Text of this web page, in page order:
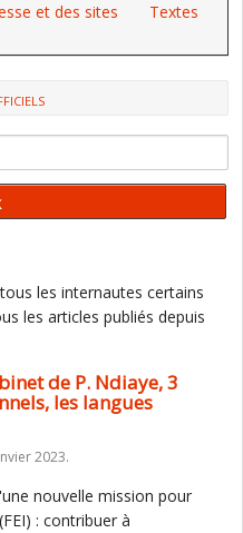
et des sites
Textes
les internautes certains
les articles publiés depuis
de P. Ndiaye, 3
les langues
2023.
nouvelle mission pour
: contribuer à